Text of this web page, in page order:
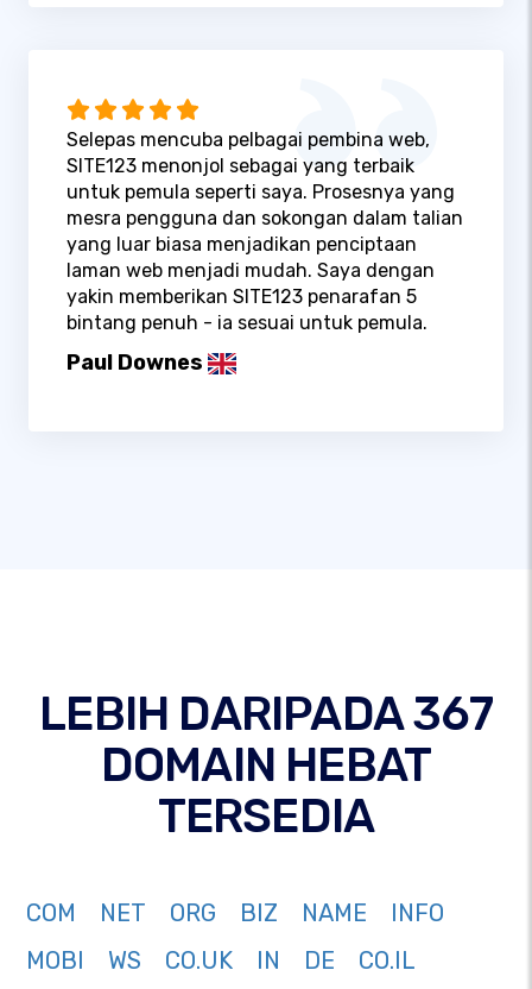
Selepas mencuba pelbagai pembina web,
SITE123 menonjol sebagai yang terbaik
untuk pemula seperti saya. Prosesnya yang
mesra pengguna dan sokongan dalam talian
yang luar biasa menjadikan penciptaan
laman web menjadi mudah. Saya dengan
yakin memberikan SITE123 penarafan 5
bintang penuh - ia sesuai untuk pemula.
Paul Downes
LEBIH DARIPADA 367
DOMAIN HEBAT
TERSEDIA
COM NET ORG BIZ NAME
INFO
MOBI
WS CO.UK IN DE
CO.IL